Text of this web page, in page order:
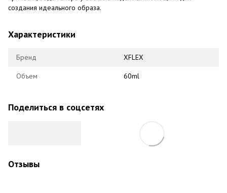
создания идеального образа.
Характеристики
Бренд XFLEX
Объем 60ml
Поделиться в соцсетях
Отзывы